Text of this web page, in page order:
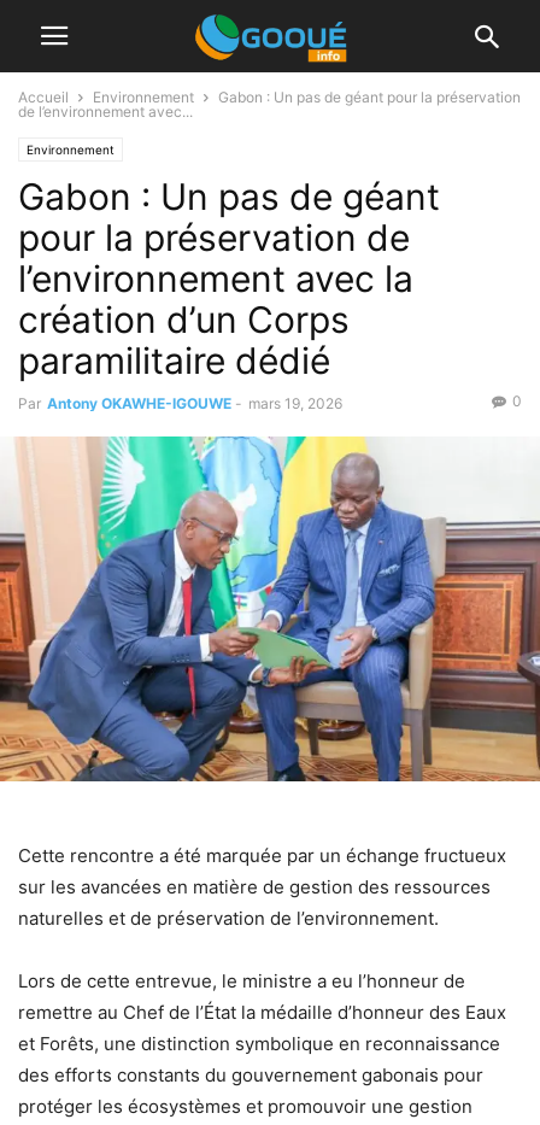
Accueil Environnement
Gabon : Un pas de géant pour la préservation
de l’environnement avec...
Environnement
Gabon : Un pas de géant
pour la préservation de
l’environnement avec la
création d’un Corps
paramilitaire dédié
Par Antony OKAWHE-IGOUWE - mars 19, 2026 0
Cette rencontre a été marquée par un échange fructueux
sur les avancées en matière de gestion des ressources
naturelles et de préservation de l’environnement.
Lors de cette entrevue, le ministre a eu l’honneur de
remettre au Chef de l’État la médaille d’honneur des Eaux
et Forêts, une distinction symbolique en reconnaissance
des efforts constants du gouvernement gabonais pour
protéger les écosystèmes et promouvoir une gestion